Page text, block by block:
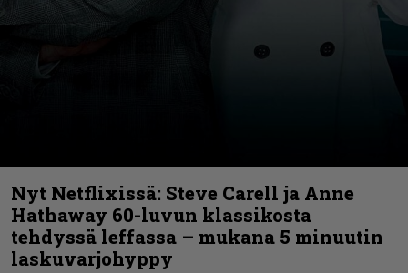
Nyt Netflixissä: Steve Carell ja Anne
Hathaway 60-luvun klassikosta
tehdyssä leffassa – mukana 5 minuutin
laskuvarjohyppy